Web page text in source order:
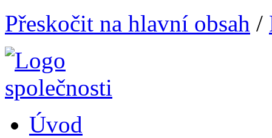
Přeskočit na hlavní obsah /
Úvod